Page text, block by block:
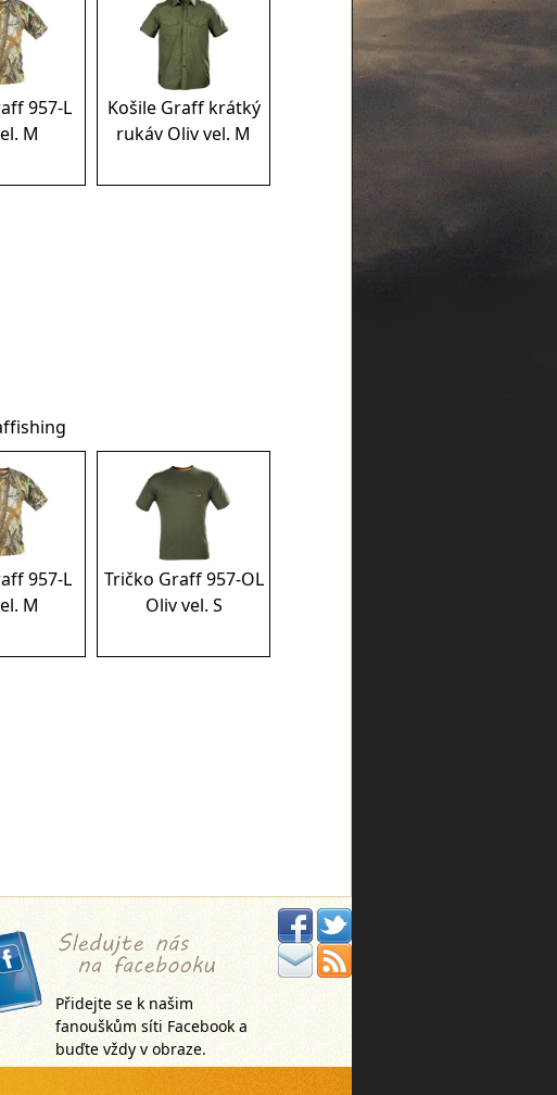
957-L
M
Košile Graff krátký
rukáv Oliv vel. M
957-L
M
Tričko Graff 957-OL
Oliv vel. S
Přidejte se k našim
fanouškům síti Facebook a
buďte vždy v obraze.